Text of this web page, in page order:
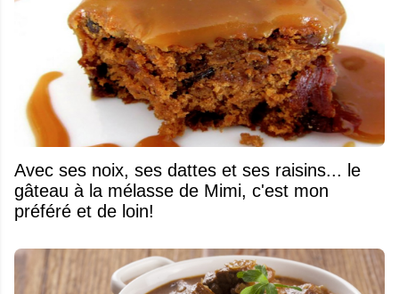
Avec ses noix, ses dattes et ses raisins... le
gâteau à la mélasse de Mimi, c'est mon
préféré et de loin!